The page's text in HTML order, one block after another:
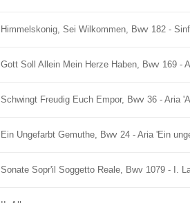
Himmelskonig, Sei Wilkommen, Bwv 182 -
Gott Soll Allein Mein Herze Haben, Bwv 169 -
Schwingt Freudig Euch Empor, Bwv 36 - Aria
Ein Ungefarbt Gemuthe, Bwv 24 - Aria 'Ein
Sonate Sopr'il Soggetto Reale, Bwv 1079 - I.